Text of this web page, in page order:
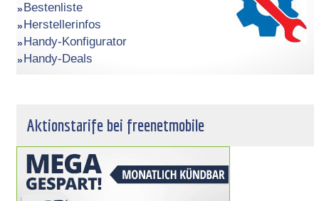
Bestenliste
Herstellerinfos
Handy-Konfigurator
Handy-Deals
Aktionstarife bei freenetmobile